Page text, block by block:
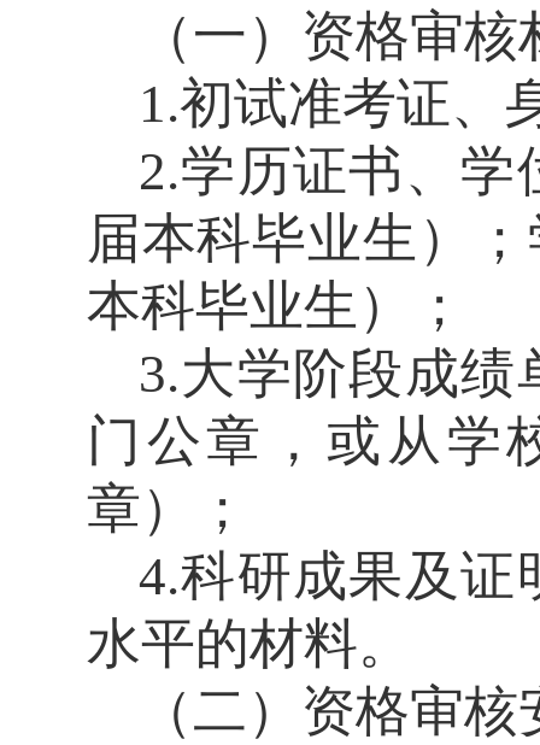
（一）资格审核
1.初试准考证、
2.学历证书、学
届本科毕业生）
本科毕业生）
；
3.大学阶段成绩
门公章，或从学
章）
；
4.科研成果及证
水平的材料。
（二）资格审核